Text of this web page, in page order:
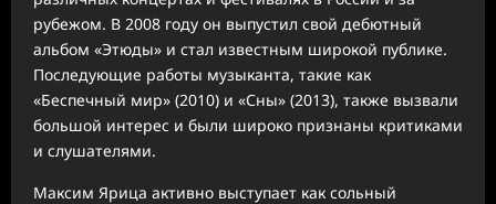
рубежом. В 2008 году он выпустил свой дебютный
альбом «Этюды» и стал известным широкой публике.
Последующие работы музыканта, такие как
«Беспечный мир» (2010) и «Сны» (2013), также вызвали
большой интерес и были широко признаны критиками
и слушателями.
Максим Ярица активно выступает как сольный